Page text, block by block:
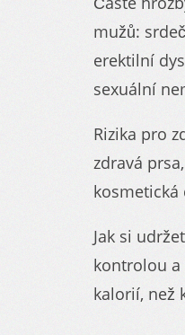
mužů:
erektilní
sexuální
Rizika pro
zdravá
kosmetická
Jak si
kontrolou
kalorií, než